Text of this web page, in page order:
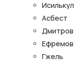
Асбест
Дмитров
Ефремов
Гжель